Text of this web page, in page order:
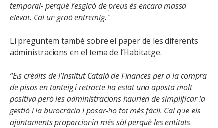
temporal- perquè l’esglaó de preus és encara massa
elevat. Cal un graó entremig.”
Li preguntem també sobre el paper de les diferents
administracions en el tema de l’Habitatge.
“Els crèdits de l’Institut Català de Finances per a la compra
de pisos en tanteig i retracte ha estat una aposta molt
positiva però les administracions haurien de simplificar la
gestió i la burocràcia i posar-ho tot més fàcil. Cal que els
ajuntaments proporcionin més sòl perquè les entitats